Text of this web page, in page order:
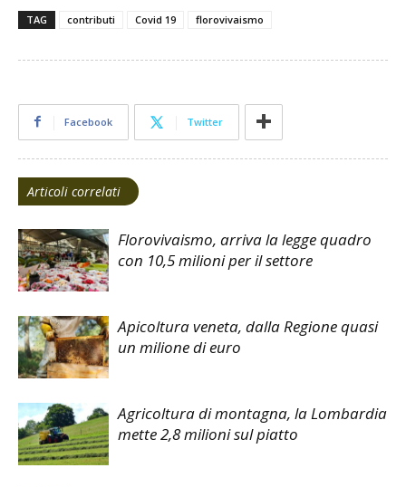
TAG contributi Covid 19 florovivaismo
Facebook Twitter
Articoli correlati
Florovivaismo, arriva la legge quadro
con 10,5 milioni per il settore
Apicoltura veneta, dalla Regione quasi
un milione di euro
Agricoltura di montagna, la Lombardia
mette 2,8 milioni sul piatto